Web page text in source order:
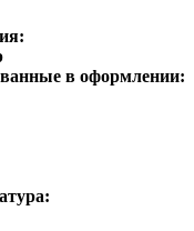
в оформлении: